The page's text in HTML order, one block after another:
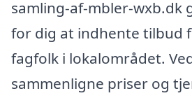
samling-af-mbler-wxb.dk
for dig at indhente tilbud
fagfolk i lokalområdet.
sammenligne priser og